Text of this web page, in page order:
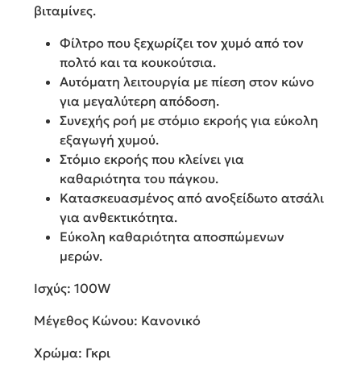
βιταμίνες.
Φίλτρο που ξεχωρίζει τον χυμό από τον
πολτό και τα κουκούτσια.
Αυτόματη λειτουργία με πίεση στον κώνο
για μεγαλύτερη απόδοση.
Συνεχής ροή με στόμιο εκροής για εύκολη
εξαγωγή χυμού.
Στόμιο εκροής που κλείνει για
καθαριότητα του πάγκου.
Κατασκευασμένος από ανοξείδωτο ατσάλι
για ανθεκτικότητα.
Εύκολη καθαριότητα αποσπώμενων
μερών.
Ισχύς: 100W
Μέγεθος Κώνου: Κανονικό
Χρώμα: Γκρι